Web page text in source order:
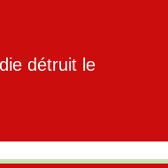
détruit le